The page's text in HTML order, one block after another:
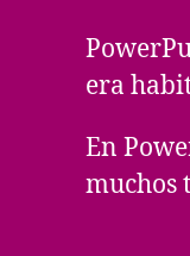
era
En
muchos